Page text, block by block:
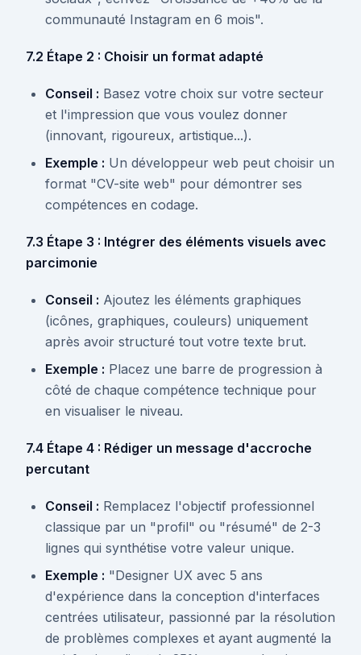
communauté Instagram en 6 mois".
7.2 Étape 2 : Choisir un format adapté
Conseil : Basez votre choix sur votre secteur
et l'impression que vous voulez donner
(innovant, rigoureux, artistique...).
Exemple : Un développeur web peut choisir un
format "CV-site web" pour démontrer ses
compétences en codage.
7.3 Étape 3 : Intégrer des éléments visuels avec
parcimonie
Conseil : Ajoutez les éléments graphiques
(icônes, graphiques, couleurs) uniquement
après avoir structuré tout votre texte brut.
Exemple : Placez une barre de progression à
côté de chaque compétence technique pour
en visualiser le niveau.
7.4 Étape 4 : Rédiger un message d'accroche
percutant
Conseil : Remplacez l'objectif professionnel
classique par un "profil" ou "résumé" de 2-3
lignes qui synthétise votre valeur unique.
Exemple : "Designer UX avec 5 ans
d'expérience dans la conception d'interfaces
centrées utilisateur, passionné par la résolution
de problèmes complexes et ayant augmenté la